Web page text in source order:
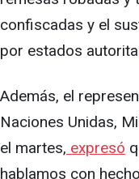
confiscadas y el
por estados
Además, el
Naciones Unidas,
el martes, expresó
hablamos con